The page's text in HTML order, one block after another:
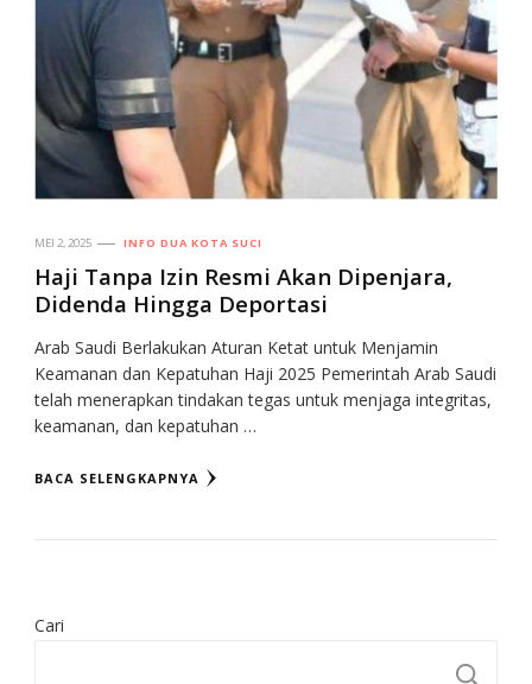
MEI 2, 2025 INFO DUA KOTA SUCI
Haji Tanpa Izin Resmi Akan Dipenjara,
Didenda Hingga Deportasi
Arab Saudi Berlakukan Aturan Ketat untuk Menjamin
Keamanan dan Kepatuhan Haji 2025 Pemerintah Arab Saudi
telah menerapkan tindakan tegas untuk menjaga integritas,
keamanan, dan kepatuhan …
BACA SELENGKAPNYA
Cari